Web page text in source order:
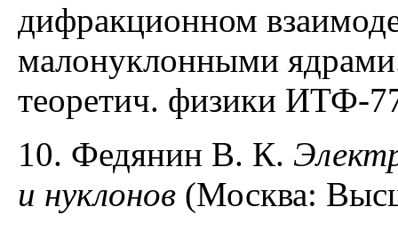
дифракционном
малонуклонными
теоретич. физики ИТФ-
10. Федянин В. К.
и нуклонов (Москва: